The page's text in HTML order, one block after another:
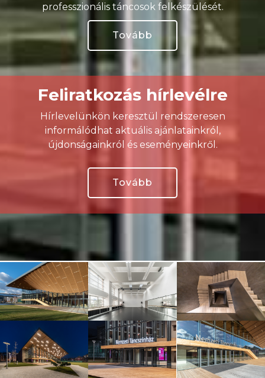
professzionális táncosok felkészülését.
Tovább
Feliratkozás hírlevélre
Hírlevelünkön keresztül rendszeresen
informálódhat aktuális ajánlatainkról,
újdonságainkról és eseményeinkről.
Tovább